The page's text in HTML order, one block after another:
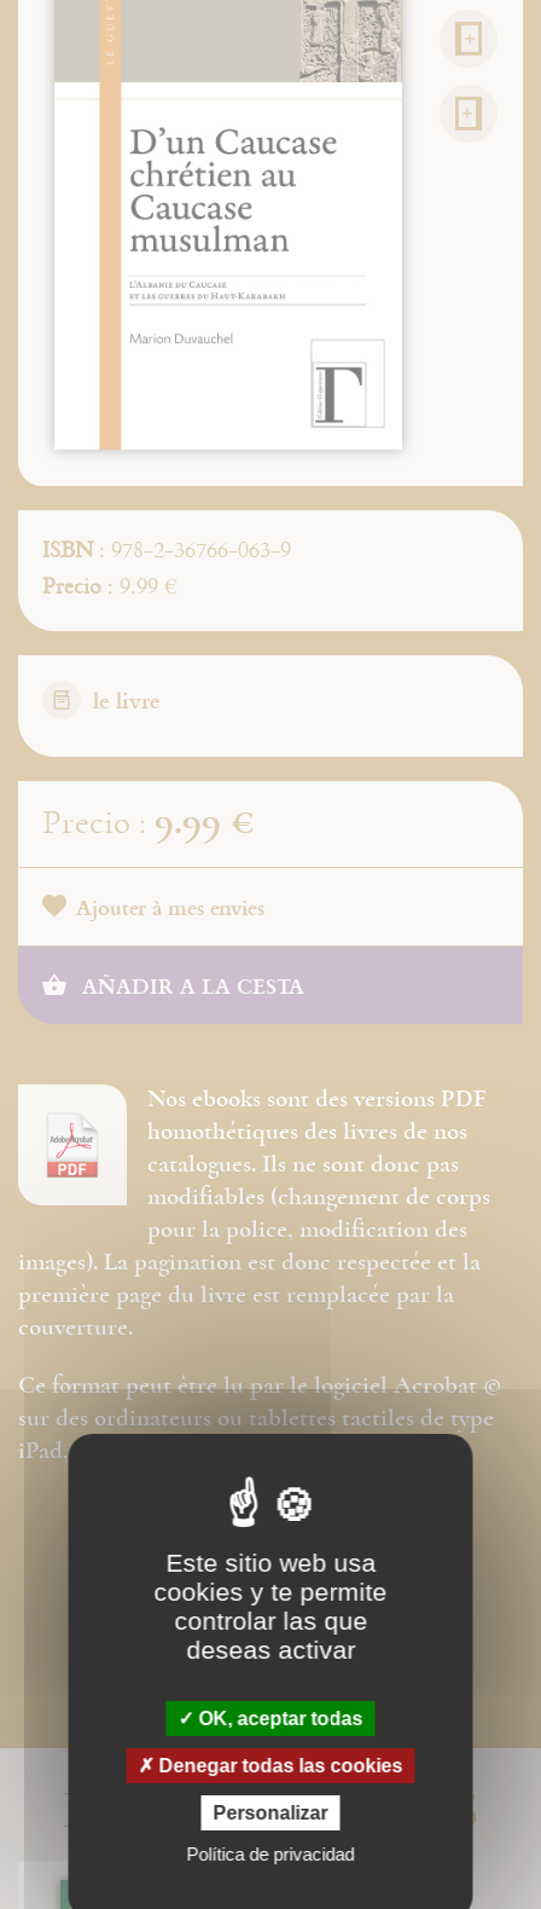
ISBN: 978-2-36766-063-9
Precio : 9.99 €
le livre
Precio : 9.99 €
Ajouter à mes envies
AÑADIR A LA CESTA
Nos ebooks sont des versions PDF
homothétiques des livres de nos
catalogues. Ils ne sont donc pas
modifiables (changement de corps
pour la police, modification des
images). La pagination est donc respectée et la
première page du livre est remplacée par la
couverture.
Ce format peut être lu par le logiciel Acrobat ©
sur des ordinateurs ou tablettes tactiles de type
iPad, Archos, Asus ou autres.
LIVRES ASSOCIÉS
Este sitio web usa
cookies y te permite
controlar las que
deseas activar
OK, aceptar todas
Denegar todas las cookies
Personalizar
Política de privacidad